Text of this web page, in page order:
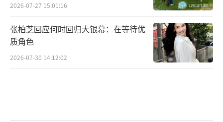
2026-07-27 15:01:16
张柏芝回应何时回归大银幕：在等待优
质角色
2026-07-30 14:12:02